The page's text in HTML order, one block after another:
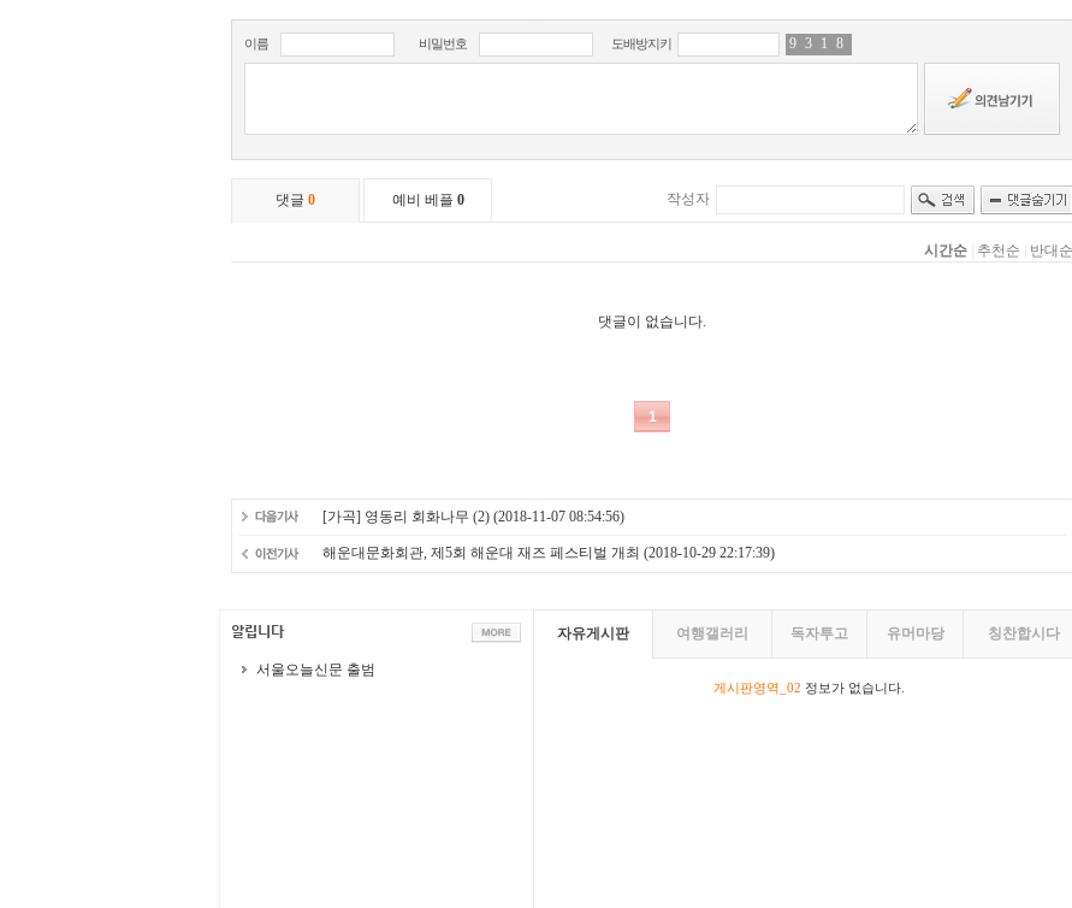
[가곡] 영동리 회화나무 (2) (2018-11-07 08:54:56)
해운대문화회관, 제5회 해운대 재즈 페스티벌 개최 (2018-10-29 22:17:39)
서울오늘신문 출범
자유게시판 여행갤러리 독자투고 유머마당 칭찬합시다
게시판영역_02 정보가 없습니다.